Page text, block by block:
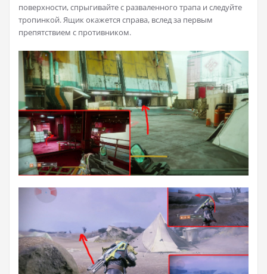
поверхности, спрыгивайте с разваленного трапа и следуйте
тропинкой. Ящик окажется справа, вслед за первым
препятствием с противником.